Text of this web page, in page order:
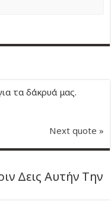
τα δάκρυά μας.
Next quote »
Δεις Αυτήν Την